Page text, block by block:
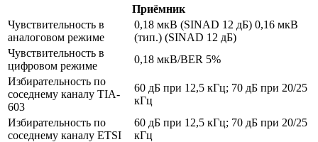
Приёмник
Чувствительность в
аналоговом режиме
0,18 мкВ (SINAD 12 дБ) 0,16 мкВ
(тип.) (SINAD 12 дБ)
Чувствительность в
цифровом режиме
0,18 мкВ/BER 5%
Избирательность по
соседнему каналу TIA-
603
60 дБ при 12,5 кГц; 70 дБ при 20/25
кГц
Избирательность по
соседнему каналу ETSI
60 дБ при 12,5 кГц; 70 дБ при 20/25
кГц